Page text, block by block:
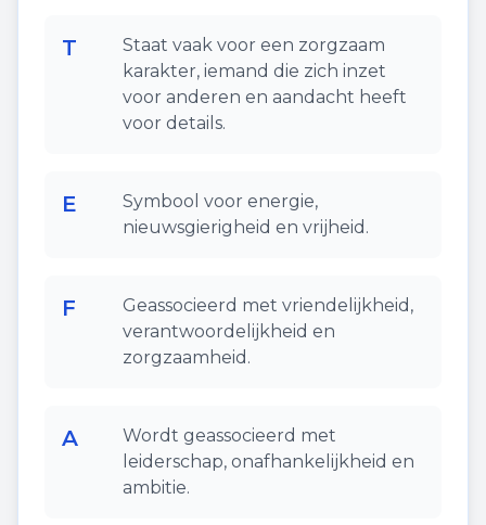
T
Staat vaak voor een zorgzaam
karakter, iemand die zich inzet
voor anderen en aandacht heeft
voor details.
E
Symbool voor energie,
nieuwsgierigheid en vrijheid.
F
Geassocieerd met vriendelijkheid,
verantwoordelijkheid en
zorgzaamheid.
A
Wordt geassocieerd met
leiderschap, onafhankelijkheid en
ambitie.